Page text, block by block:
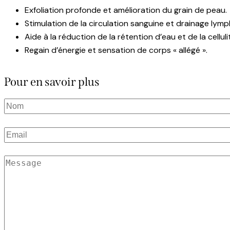
Exfoliation profonde et amélioration du grain de peau.
Stimulation de la circulation sanguine et drainage
Aide à la réduction de la rétention d’eau et de la
Regain d’énergie et sensation de corps « allégé ».
Pour en savoir plus